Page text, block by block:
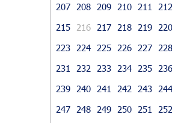
207
208 209 210 211 212
215
216 217 218 219 220
223
224 225 226 227 228
231
232 233 234 235 236
239
240 241 242 243 244
247
248 249 250 251 252